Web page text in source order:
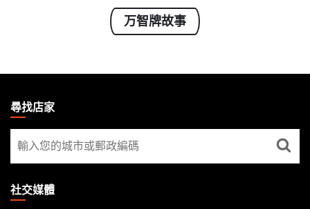
万智牌故事
THE
GATHERING
FOOTER
尋找店家
尋
找
家
社交媒體